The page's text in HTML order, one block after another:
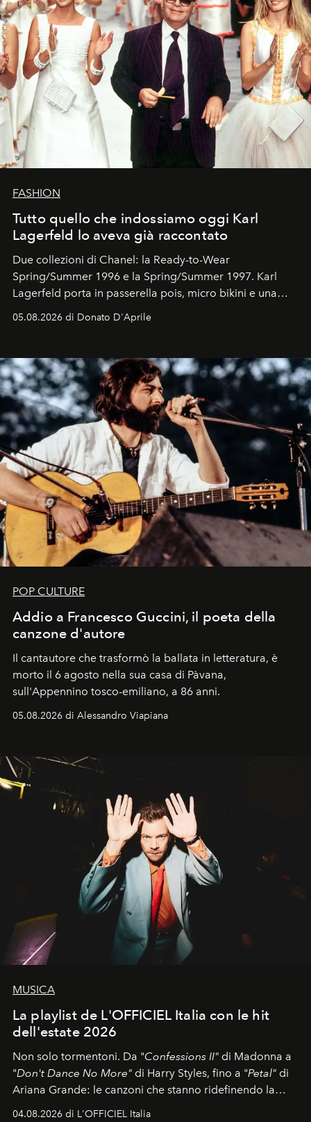
FASHION
Tutto quello che indossiamo oggi Karl
Lagerfeld lo aveva già raccontato
Due collezioni di Chanel: la Ready-to-Wear
Spring/Summer 1996 e la Spring/Summer 1997. Karl
Lagerfeld porta in passerella pois, micro bikini e una
logomania pensata per la spiaggia
Kate, Claudia e Carla una dietro l'altra. Trent'anni dopo,
uno dei documenti più contemporanei che abbiamo.
05.08.2026 di Donato D'Aprile
POP CULTURE
Addio a Francesco Guccini, il poeta della
canzone d'autore
Il cantautore che trasformò la ballata in letteratura, è
morto il 6 agosto nella sua casa di Pàvana,
sull'Appennino tosco-emiliano, a 86 anni.
05.08.2026 di Alessandro Viapiana
MUSICA
La playlist de L'OFFICIEL Italia con le hit
dell'estate 2026
Non solo tormentoni. Da "Confessions II" di Madonna a
"Don't Dance No More" di Harry Styles, fino a "Petal" di
Ariana Grande: le canzoni che stanno ridefinendo la
colonna sonora della stagione.
04.08.2026 di L'OFFICIEL Italia